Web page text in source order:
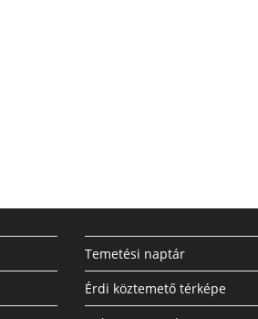
Temetési naptár
Érdi köztemető térképe